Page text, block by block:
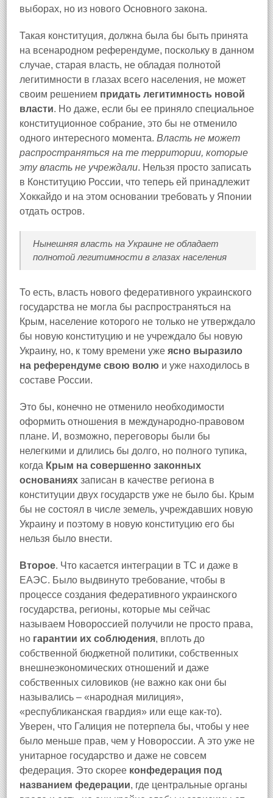
выборах, но из нового Основного закона.
Такая конституция, должна была бы быть принята
на всенародном референдуме, поскольку в данном
случае, старая власть, не обладая полнотой
легитимности в глазах всего населения, не может
своим решением придать легитимность новой
власти. Но даже, если бы ее приняло специальное
конституционное собрание, это бы не отменило
одного интересного момента. Власть не может
распространяться на те территории, которые
эту власть не учреждали. Нельзя просто записать
в Конституцию России, что теперь ей принадлежит
Хоккайдо и на этом основании требовать у Японии
отдать остров.
Нынешняя власть на Украине не обладает
полнотой легитимности в глазах населения
То есть, власть нового федеративного украинского
государства не могла бы распространяться на
Крым, население которого не только не утверждало
бы новую конституцию и не учреждало бы новую
Украину, но, к тому времени уже ясно выразило
на референдуме свою волю и уже находилось в
составе России.
Это бы, конечно не отменило необходимости
оформить отношения в международно-правовом
плане. И, возможно, переговоры были бы
нелегкими и длились бы долго, но полного тупика,
когда Крым на совершенно законных
основаниях записан в качестве региона в
конституции двух государств уже не было бы. Крым
бы не состоял в числе земель, учреждавших новую
Украину и поэтому в новую конституцию его бы
нельзя было внести.
Второе. Что касается интеграции в ТС и даже в
ЕАЭС. Было выдвинуто требование, чтобы в
процессе создания федеративного украинского
государства, регионы, которые мы сейчас
называем Новороссией получили не просто права,
но гарантии их соблюдения, вплоть до
собственной бюджетной политики, собственных
внешнеэкономических отношений и даже
собственных силовиков (не важно как они бы
назывались – «народная милиция»,
«республиканская гвардия» или еще как-то).
Уверен, что Галиция не потерпела бы, чтобы у нее
было меньше прав, чем у Новороссии. А это уже не
унитарное государство и даже не совсем
федерация. Это скорее конфедерация под
названием федерации, где центральные органы